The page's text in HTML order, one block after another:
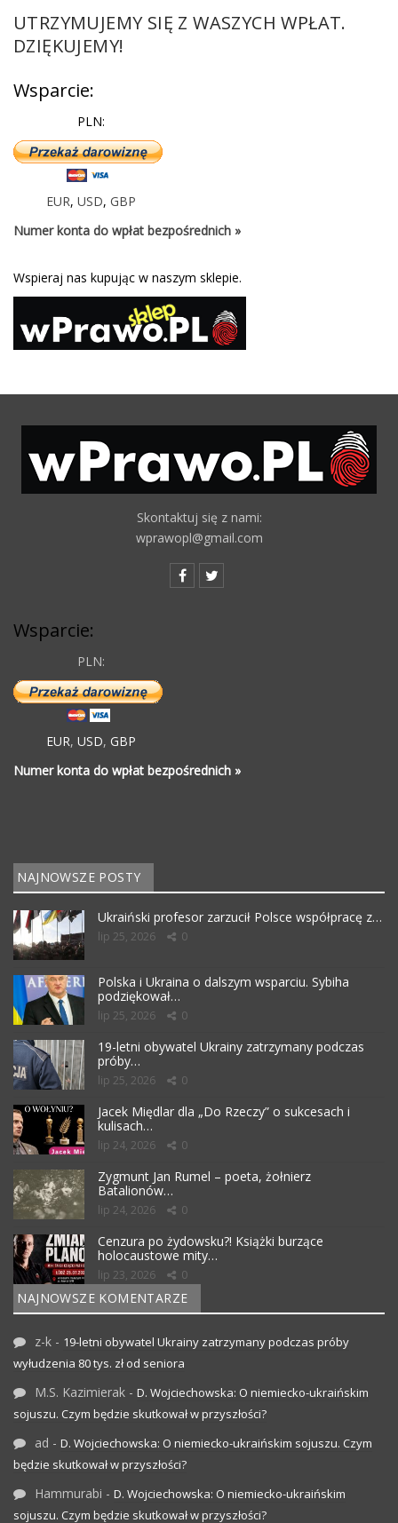
UTRZYMUJEMY SIĘ Z WASZYCH WPŁAT.
DZIĘKUJEMY!
Wsparcie:
PLN:
EUR, USD, GBP
Numer konta do wpłat bezpośrednich »
Wspieraj nas kupując w naszym sklepie.
Skontaktuj się z nami:
wprawopl@gmail.com
Wsparcie:
PLN:
EUR, USD, GBP
Numer konta do wpłat bezpośrednich »
NAJNOWSZE POSTY
Ukraiński profesor zarzucił Polsce współpracę z…
lip 25, 2026 0
Polska i Ukraina o dalszym wsparciu. Sybiha
podziękował…
lip 25, 2026 0
19-letni obywatel Ukrainy zatrzymany podczas
próby…
lip 25, 2026 0
Jacek Międlar dla „Do Rzeczy” o sukcesach i
kulisach…
lip 24, 2026 0
Zygmunt Jan Rumel – poeta, żołnierz
Batalionów…
lip 24, 2026 0
Cenzura po żydowsku?! Książki burzące
holocaustowe mity…
lip 23, 2026 0
NAJNOWSZE KOMENTARZE
z-k - 19-letni obywatel Ukrainy zatrzymany podczas próby
wyłudzenia 80 tys. zł od seniora
M.S. Kazimierak - D. Wojciechowska: O niemiecko-ukraińskim
sojuszu. Czym będzie skutkował w przyszłości?
ad - D. Wojciechowska: O niemiecko-ukraińskim sojuszu. Czym
będzie skutkował w przyszłości?
Hammurabi - D. Wojciechowska: O niemiecko-ukraińskim
sojuszu. Czym będzie skutkował w przyszłości?